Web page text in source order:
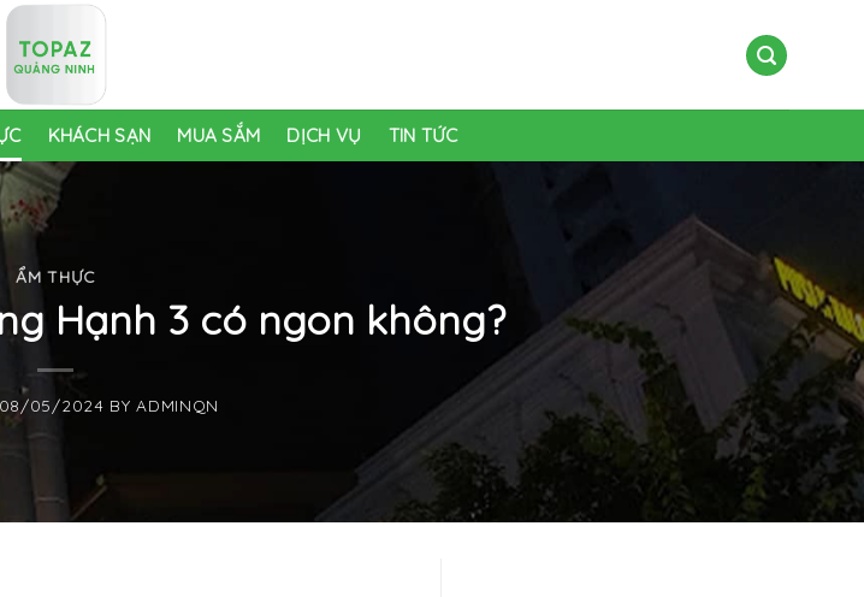
KHÁCH SẠN MUA SẮM DỊCH VỤ TIN TỨC
ẨM THỰC
Hạnh 3 có ngon không?
08/05/2024 BYADMINQN